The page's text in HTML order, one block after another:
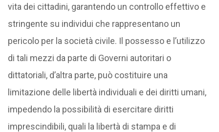
vita dei cittadini, garantendo un controllo effettivo e
stringente su individui che rappresentano un
pericolo per la società civile. Il possesso e l’utilizzo
di tali mezzi da parte di Governi autoritari o
dittatoriali, d’altra parte, può costituire una
limitazione delle libertà individuali e dei diritti umani,
impedendo la possibilità di esercitare diritti
imprescindibili, quali la libertà di stampa e di